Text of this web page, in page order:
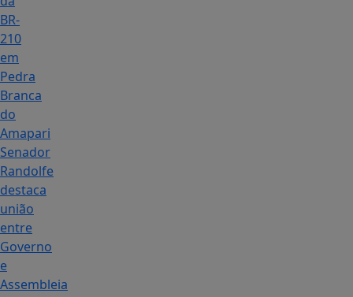
BR-
210
em
Pedra
Branca
do
Amapari
Senador
Randolfe
destaca
união
entre
Governo
e
Assembleia